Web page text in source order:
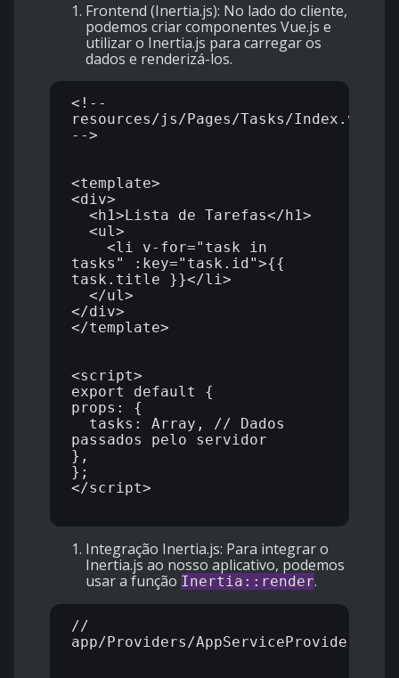
Frontend (Inertia.js): No lado do cliente,
podemos criar componentes Vue.js e
utilizar o Inertia.js para carregar os
dados e renderizá-los.
<!--
resources/js/Pages/Tasks/Index.vue
-->
<template>
<div>
<h1>Lista de Tarefas</h1>
<ul>
<li v-for="task in
tasks" :key="task.id">{{
task.title }}</li>
</ul>
</div>
</template>
<script>
export default {
props: {
tasks: Array, // Dados
passados pelo servidor
},
};
</script>
Integração Inertia.js: Para integrar o
Inertia.js ao nosso aplicativo, podemos
usar a função Inertia::render.
//
app/Providers/AppServiceProvider.php